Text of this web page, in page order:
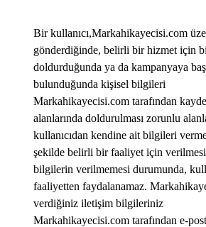
Bir kullanıcı,Markahikayecisi.com
gönderdiğinde, belirli bir hizmet için
doldurduğunda ya da kampanyaya
bulunduğunda kişisel bilgileri
Markahikayecisi.com tarafından
alanlarında doldurulması zorunlu
kullanıcıdan kendine ait bilgileri
şekilde belirli bir faaliyet için
bilgilerin verilmemesi durumunda,
faaliyetten faydalanamaz.
verdiğiniz iletişim bilgileriniz
Markahikayecisi.com tarafından e-